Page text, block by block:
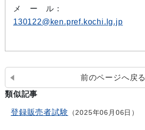
メ ー ル：
130122@ken.pref.kochi.lg.jp
前のページへ戻る
類似記事
登録販売者試験 2025年06月06日